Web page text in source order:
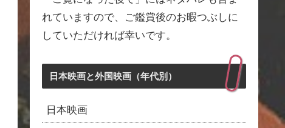
れていますので、ご鑑賞後のお暇つぶしに
していただければ幸いです。
日本映画と外国映画（年代別）
日本映画